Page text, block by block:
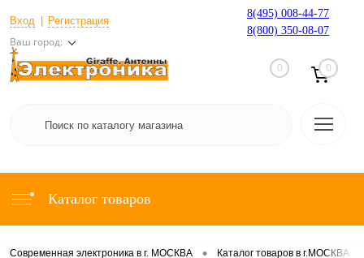
Вход Регистрация
Ваш город:
8(495) 008-44-77
8(800) 350-08-07
0 0
Каталог товаров
Современная электроника в г. МОСКВА • Каталог товаров в г.МОСКВА